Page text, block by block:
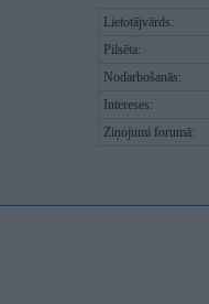
Lietotājvārds:
Pilsēta:
Nodarbošanās:
Intereses:
Ziņojumi forumā: